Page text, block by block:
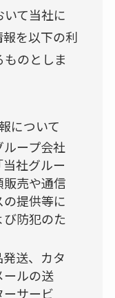
て当社に
を以下の利
のとしま
について
ープ会社
当社グルー
売や通信
提供等に
防犯のた
送、カタ
ールの送
サービ